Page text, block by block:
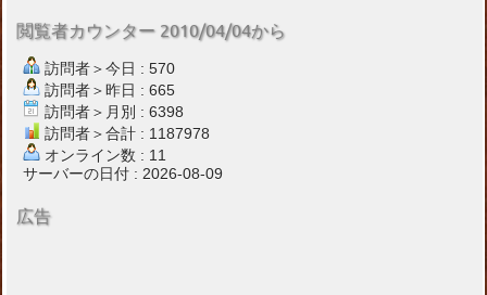
閲覧者カウンター 2010/04/04から
訪問者＞今日 : 570
訪問者＞昨日 : 665
訪問者＞月別 : 6398
訪問者＞合計 : 1187978
オンライン数 : 11
サーバーの日付 : 2026-08-09
広告